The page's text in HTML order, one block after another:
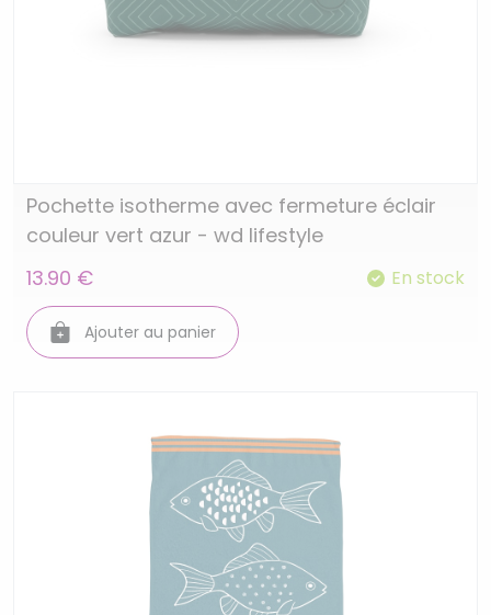
Pochette isotherme avec fermeture éclair
couleur vert azur - wd lifestyle
13.90 €
En stock
Ajouter au panier